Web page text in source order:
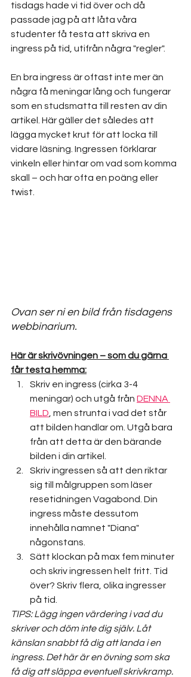
tisdags hade vi tid över och då
passade jag på att låta våra
studenter få testa att skriva en
ingress på tid, utifrån några "regler".
En bra ingress är oftast inte mer än
några få meningar lång och fungerar
som en studsmatta till resten av din
artikel. Här gäller det således att
lägga mycket krut för att locka till
vidare läsning. Ingressen förklarar
vinkeln eller hintar om vad som komma
skall – och har ofta en poäng eller
twist.
Ovan ser ni en bild från tisdagens
webbinarium.
Här är skrivövningen – som du gärna
får testa hemma:
Skriv en ingress (cirka 3-4
meningar) och utgå från DENNA
BILD , men strunta i vad det står
att bilden handlar om. Utgå bara
från att detta är den bärande
bilden i din artikel.
Skriv ingressen så att den riktar
sig till målgruppen som läser
resetidningen Vagabond. Din
ingress måste dessutom
innehålla namnet "Diana"
någonstans.
Sätt klockan på max fem minuter
och skriv ingressen helt fritt. Tid
över? Skriv flera, olika ingresser
på tid.
TIPS: Lägg ingen värdering i vad du
skriver och döm inte dig själv. Låt
känslan snabbt få dig att landa i en
ingress. Det här är en övning som ska
få dig att släppa eventuell skrivkramp.